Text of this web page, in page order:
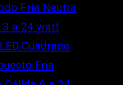
Fría Neutra
3 a 24 watt
Cuadrado
Fría